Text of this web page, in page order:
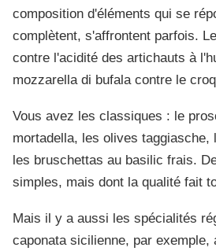
composition d'éléments qui se
complètent, s'affrontent parfois.
contre l'acidité des artichauts à
mozzarella di bufala contre le
Vous avez les classiques : le
mortadella, les olives taggiasche,
les bruschettas au basilic frais.
simples, mais dont la qualité fait
Mais il y a aussi les spécialités
caponata sicilienne, par exemple,